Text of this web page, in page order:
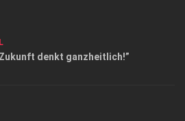
Ostsachsen
denkt ganzheitlich!”